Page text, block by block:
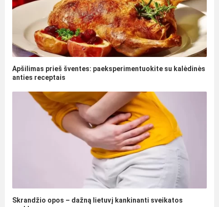
Apšilimas prieš šventes: paeksperimentuokite su kalėdinės
anties receptais
Skrandžio opos – dažną lietuvį kankinanti sveikatos